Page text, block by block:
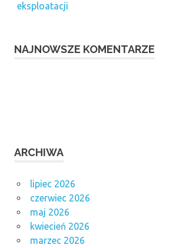
eksploatacji
NAJNOWSZE KOMENTARZE
ARCHIWA
lipiec 2026
czerwiec 2026
maj 2026
kwiecień 2026
marzec 2026